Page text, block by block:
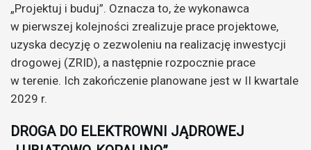
„Projektuj i buduj”. Oznacza to, że wykonawca
w pierwszej kolejności zrealizuje prace projektowe,
uzyska decyzję o zezwoleniu na realizację inwestycji
drogowej (ZRID), a następnie rozpocznie prace
w terenie. Ich zakończenie planowane jest w II kwartale
2029 r.
DROGA DO ELEKTROWNI JĄDROWEJ